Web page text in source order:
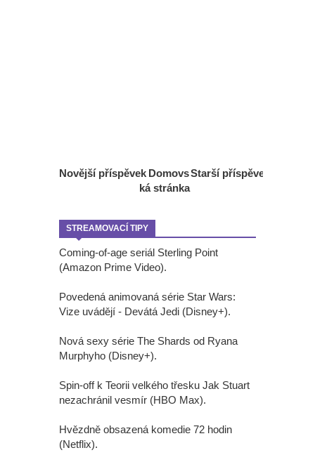
Novější příspěvek Starší příspěvek
Domovs
ká stránka
STREAMOVACÍ TIPY
Coming-of-age seriál Sterling Point
(Amazon Prime Video).
Povedená animovaná série Star Wars:
Vize uvádějí - Devátá Jedi (Disney+).
Nová sexy série The Shards od Ryana
Murphyho (Disney+).
Spin-off k Teorii velkého třesku Jak Stuart
nezachránil vesmír (HBO Max).
Hvězdně obsazená komedie 72 hodin
(Netflix).